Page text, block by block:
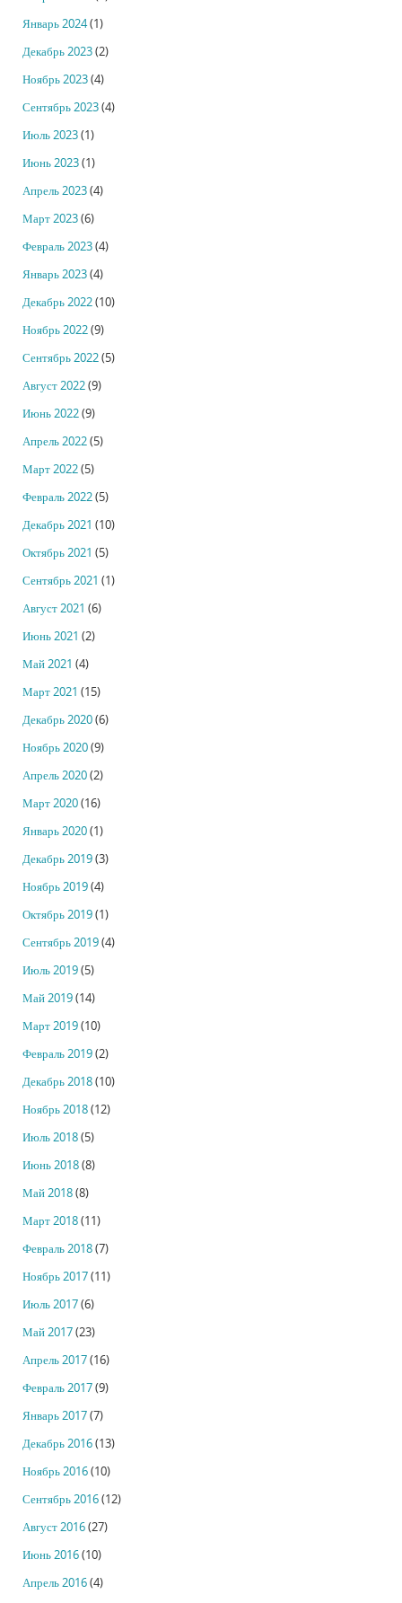
Январь 2024(1)
Декабрь 2023(2)
Ноябрь 2023(4)
Сентябрь 2023(4)
Июль 2023(1)
Июнь 2023(1)
Апрель 2023(4)
Март 2023(6)
Февраль 2023(4)
Январь 2023(4)
Декабрь 2022(10)
Ноябрь 2022(9)
Сентябрь 2022(5)
Август 2022(9)
Июнь 2022(9)
Апрель 2022(5)
Март 2022(5)
Февраль 2022(5)
Декабрь 2021 (10)
Октябрь 2021 (5)
Сентябрь 2021 (1)
Август 2021 (6)
Июнь 2021 (2)
Май 2021 (4)
Март 2021 (15)
Декабрь 2020(6)
Ноябрь 2020(9)
Апрель 2020(2)
Март 2020(16)
Январь 2020(1)
Декабрь 2019(3)
Ноябрь 2019(4)
Октябрь 2019(1)
Сентябрь 2019(4)
Июль 2019(5)
Май 2019(14)
Март 2019(10)
Февраль 2019(2)
Декабрь 2018(10)
Ноябрь 2018(12)
Июль 2018(5)
Июнь 2018(8)
Май 2018(8)
Март 2018(11)
Февраль 2018(7)
Ноябрь 2017(11)
Июль 2017(6)
Май 2017(23)
Апрель 2017(16)
Февраль 2017(9)
Январь 2017(7)
Декабрь 2016(13)
Ноябрь 2016(10)
Сентябрь 2016(12)
Август 2016(27)
Июнь 2016(10)
Апрель 2016(4)